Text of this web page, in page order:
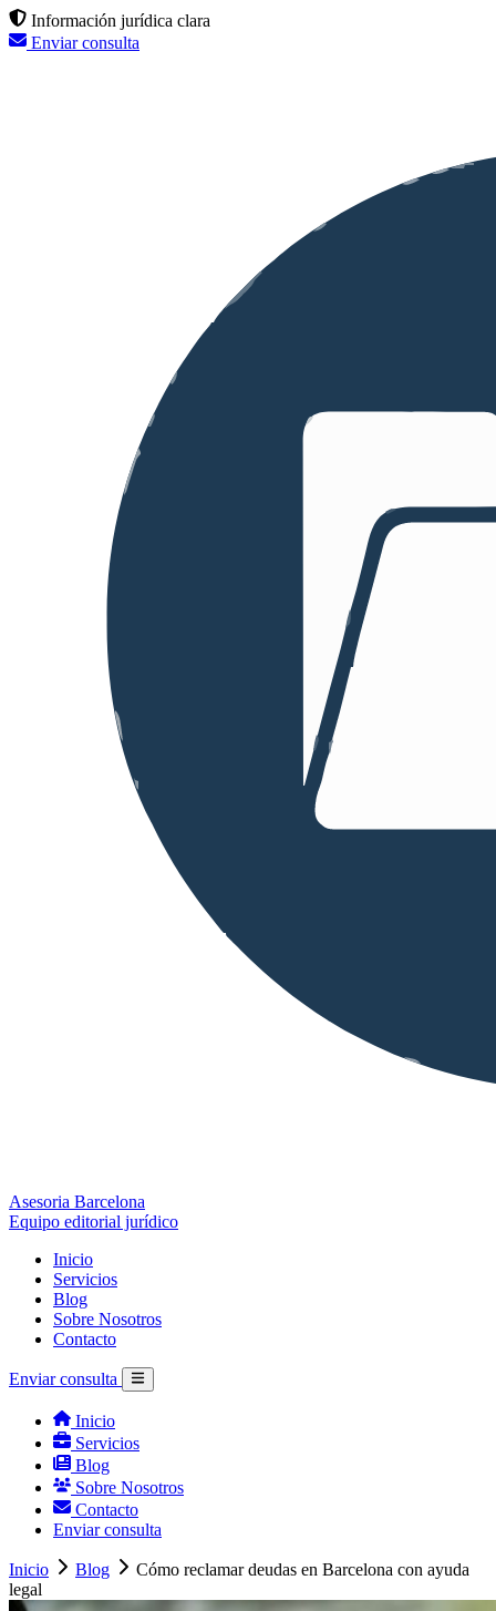
Información jurídica clara
Enviar consulta
Asesoria Barcelona
Equipo editorial jurídico
Inicio
Servicios
Blog
Sobre Nosotros
Contacto
Enviar consulta
Inicio
Servicios
Blog
Sobre Nosotros
Contacto
Enviar consulta
Inicio Blog
Cómo reclamar deudas en Barcelona con ayuda
legal